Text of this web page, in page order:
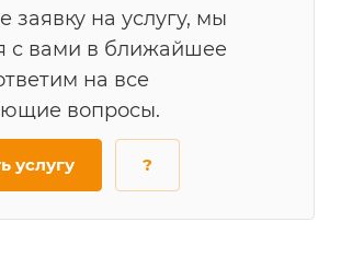
заявку на услугу, мы
с вами в ближайшее
на все
вопросы.
услугу ?